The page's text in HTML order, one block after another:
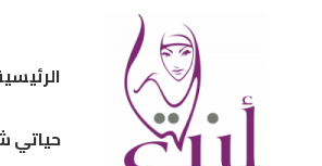
حياتي